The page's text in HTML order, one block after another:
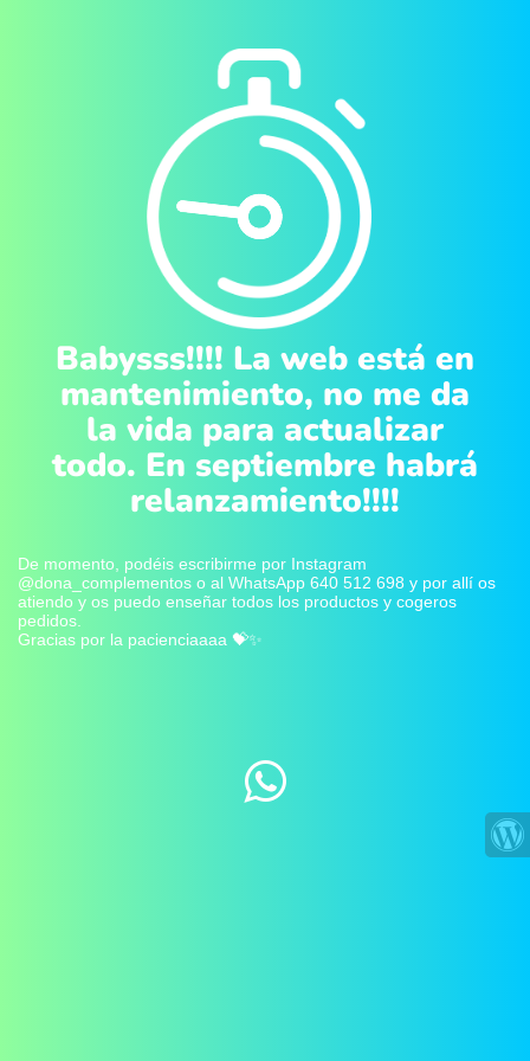
Babysss!!!! La web está en
mantenimiento, no me da
la vida para actualizar
todo. En septiembre habrá
relanzamiento!!!!
De momento, podéis escribirme por Instagram
@dona_complementos o al WhatsApp 640 512 698 y por allí os
atiendo y os puedo enseñar todos los productos y cogeros
pedidos.
Gracias por la pacienciaaaa 💝✨